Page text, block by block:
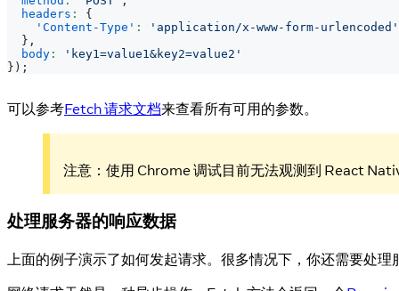
headers :
{
'Content-Type' :
'application/x-www-form-urlencoded'
} ,
body :
'key1=value1&key2=value2'
} ) ;
可以参考Fetch 请求文档来查看所有可用的参数。
注意：使用 Chrome 调试目前无法观测到 React
处理服务器的响应数据
上面的例子演示了如何发起请求。很多情况下，你还需要处理